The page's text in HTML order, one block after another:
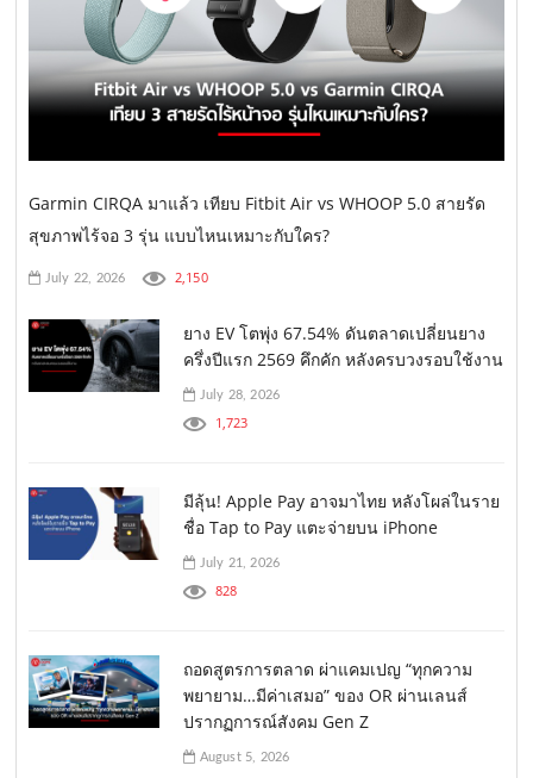
Garmin CIRQA มาแล้ว เทียบ Fitbit Air vs WHOOP 5.0 สายรัด
สุขภาพไร้จอ 3 รุ่น แบบไหนเหมาะกับใคร?
July 22, 2026 2,150
ยาง EV โตพุ่ง 67.54% ดันตลาดเปลี่ยนยาง
ครึ่งปีแรก 2569 คึกคัก หลังครบวงรอบใช้งาน
July 28, 2026
1,723
มีลุ้น! Apple Pay อาจมาไทย หลังโผล่ในราย
ชื่อ Tap to Pay แตะจ่ายบน iPhone
July 21, 2026
828
ถอดสูตรการตลาด ผ่าแคมเปญ “ทุกความ
พยายาม…มีค่าเสมอ” ของ OR ผ่านเลนส์
ปรากฏการณ์สังคม Gen Z
August 5, 2026